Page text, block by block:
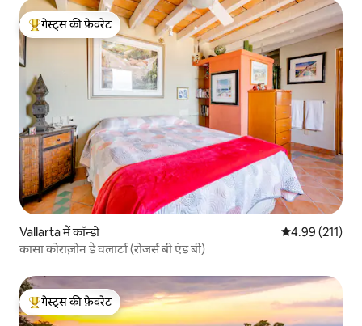
गेस्ट्स का टॉप फ़ेवरेट
गेस्ट्स की फ़ेवरेट
Vallarta में कॉन्डो औसत रेटिंग 5 में से
4.99 (211)
कासा कोराज़ोन डे वलार्टा (रोजर्स बी एंड बी)
गेस्ट्स का टॉप फ़ेवरेट
गेस्ट्स की फ़ेवरेट